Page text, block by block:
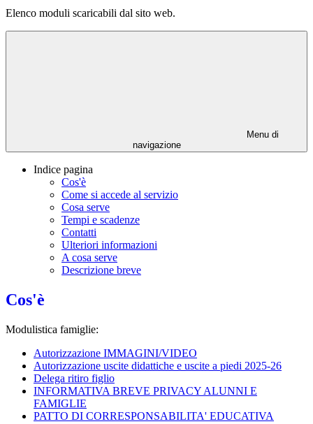
Elenco moduli scaricabili dal sito web.
Menu di
navigazione
Indice pagina
Cos'è
Come si accede al servizio
Cosa serve
Tempi e scadenze
Contatti
Ulteriori informazioni
A cosa serve
Descrizione breve
Cos'è
Modulistica famiglie:
Autorizzazione IMMAGINI/VIDEO
Autorizzazione uscite didattiche e uscite a piedi 2025-26
Delega ritiro figlio
INFORMATIVA BREVE PRIVACY ALUNNI E
FAMIGLIE
PATTO DI CORRESPONSABILITA' EDUCATIVA